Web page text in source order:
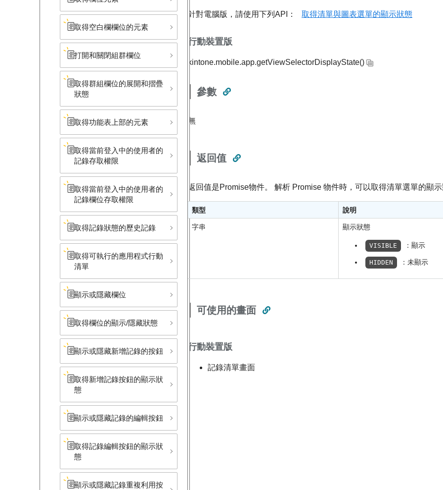
取得​空白欄欄位的元素
打開和關閉組群欄位
取得群組欄位的展開和摺疊
狀態
取得功能表上部的元素
取得當前登入中的使用者的
記錄存取權限
取得當前登入中的使用者的
記錄欄位存取權限
取得記錄狀態的歷史記錄
取得可執行的應用程式行動
清單
顯示或隱藏欄位
取得欄位的顯示/隱藏狀態
顯示或隱藏新增記錄的按鈕
取得新增記錄按鈕的顯示狀
態
顯示或隱藏記錄的編輯按鈕
取得記錄編輯按鈕的顯示狀
態
顯示或隱藏記錄重複利用按
針對電腦版，請使用下列API： 取得清單與圖表選單的顯示狀態
行動裝置版
kintone.mobile.app.getViewSelectorDisplayState()
參數
無
返回值
返回值是Promise物件。 解析 Promise 物件時，可以取得清單選單的顯
類型 說明
字串 顯示狀態
VISIBLE ：顯示
HIDDEN ：未顯示
可使用的畫面
行動裝置版
記錄清單畫面